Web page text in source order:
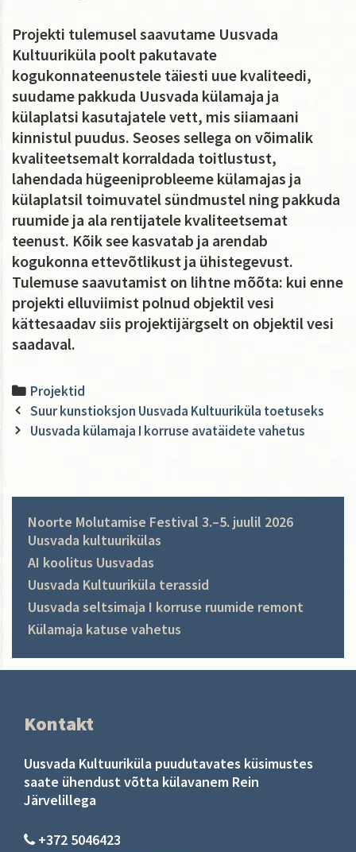
Projekti tulemusel saavutame Uusvada
Kultuuriküla poolt pakutavate
kogukonnateenustele täiesti uue kvaliteedi,
suudame pakkuda Uusvada külamaja ja
külaplatsi kasutajatele vett, mis siiamaani
kinnistul puudus. Seoses sellega on võimalik
kvaliteetsemalt korraldada toitlustust,
lahendada hügeeniprobleeme külamajas ja
külaplatsil toimuvatel sündmustel ning pakkuda
ruumide ja ala rentijatele kvaliteetsemat
teenust. Kõik see kasvatab ja arendab
kogukonna ettevõtlikust ja ühistegevust.
Tulemuse saavutamist on lihtne mõõta: kui enne
projekti elluviimist polnud objektil vesi
kättesaadav siis projektijärgselt on objektil vesi
saadaval.
Categories
Projektid
Post
navigation
Suur kunstioksjon Uusvada Kultuuriküla toetuseks
Uusvada külamaja I korruse avatäidete vahetus
Noorte Molutamise Festival 3.–5. juulil 2026
Uusvada kultuurikülas
AI koolitus Uusvadas
Uusvada Kultuuriküla terassid
Uusvada seltsimaja I korruse ruumide remont
Külamaja katuse vahetus
Kontakt
Uusvada Kultuuriküla puudutavates küsimustes
saate ühendust võtta külavanem Rein
Järvelillega
+372 5046423